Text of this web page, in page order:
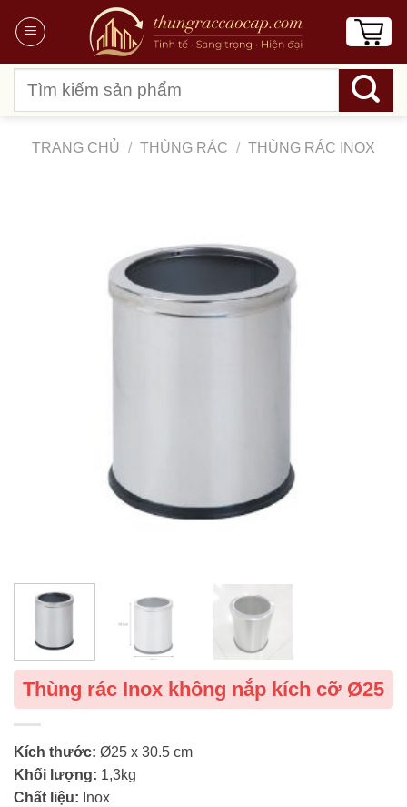
đến
kiếm:
TRANG CHỦ / THÙNG RÁC / THÙNG RÁC INOX
Thùng rác Inox không nắp kích cỡ Ø25
Kích thước: Ø25 x 30.5 cm
Khối lượng: 1,3kg
Chất liệu: Inox